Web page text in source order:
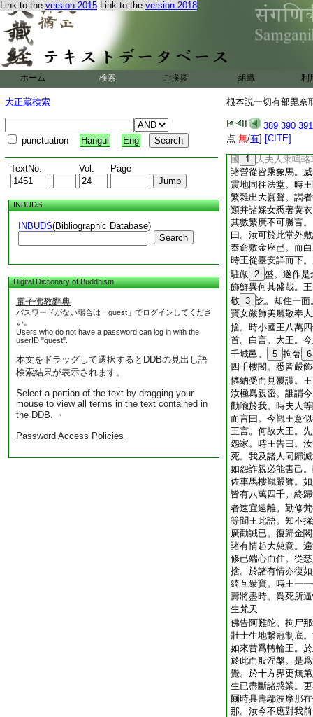
Link to the version 2015 Link to the version 2018
ホーム 検索 ご挨拶 組織 利
大正蔵検索
punctuation Hangul Eng
TextNo. Vol. Page
INBUDS
INBUDS(Bibliographic Database)
Search
Digital Dictionary of Buddhism
電子佛教辭典
パスワードがない場合は「guest」でログインしてくださ
い。
Users who do not have a password can log in with the
userID "guest".
本文をドラッグして選択するとDDBの見出し語
検索結果が表示されます。
Select a portion of the text by dragging your
mouse to view all terms in the text contained in
the DDB. ・
Password Access Policies
根本説一切有部毘奈
389 390 391
点:無/有] [CITE]
＊莊飾。其王於上
累。爾時八萬四千
大家。我等諸人承
仰。咸願拜謁希垂
請大家勅諸侍從。
誡兵令集。諸 10
以長淨象王而爲上
王而爲上首。次嚴
首。如是二類亦八
國
1 大夫人乘鳴
諸營從皆乘象馬。
震地同往法堂。時
繁雜出大囂聲。謁
類并諸婇女悉著黄
其數繁廣不可勝言
曰。汝可於此堂外
奉命敷金座已。而
時王從臺安詳而下
駐嚴 2 盛。遂作是
飾鮮異何其盛哉。
敬 3 訖。却住一面
寶女嚴飾美麗敬奉
捨。時小國王八萬
首。白言。大王。
千城邑。
5 拘奢 6
四千樓閣。悉皆嚴
憐納受而見覆護。
汝極爲親密。誰謂
勸喩於我。時夫人
而言曰。今觀王意
王言。何故大王。
怨家。時王告曰。
死。我及諸人同歸
如怨詐親必能害己
佐車馬樓觀嚴飾。
皆有八萬四千。終
者速宜遠離。勤修
等聞王此語。知不
廣勸誡已。復歸金
諸有情起大慈意。
修已端心而住。從
捨。於諸有情亦復
綺互衆寶。時王一
壽將盡時。爲死所
生梵天
佛告阿難陀。拘尸
壯士生地繋冠制底
如來昔爲轉輪王。
於此而般涅槃。是
覺。於十方界更無
生已盡斷諸惑業。
爾時具壽鄔波摩那
那。汝今不應對我